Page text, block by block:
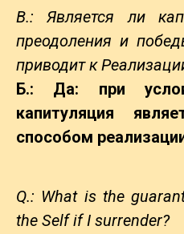
В.: Является ли
преодоления и
приводит к
Б.: Да: при
капитуляция
способом
Q.: What is the
the Self if I surrender?